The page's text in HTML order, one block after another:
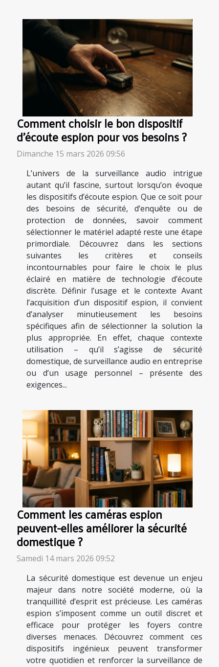
Comment choisir le bon dispositif
d'écoute espion pour vos besoins ?
Dimanche 15 mars 2026 09:56
L’univers de la surveillance audio intrigue
autant qu’il fascine, surtout lorsqu’on évoque
les dispositifs d’écoute espion. Que ce soit pour
des besoins de sécurité, d’enquête ou de
protection de données, savoir comment
sélectionner le matériel adapté reste une étape
primordiale. Découvrez dans les sections
suivantes les critères et conseils
incontournables pour faire le choix le plus
éclairé en matière de technologie d’écoute
discrète. Définir l’usage et le contexte Avant
l’acquisition d’un dispositif espion, il convient
d’analyser minutieusement les besoins
spécifiques afin de sélectionner la solution la
plus appropriée. En effet, chaque contexte
utilisation – qu’il s’agisse de sécurité
domestique, de surveillance audio en entreprise
ou d’un usage personnel – présente des
exigences...
Comment les caméras espion
peuvent-elles améliorer la sécurité
domestique ?
Samedi 14 mars 2026 09:52
La sécurité domestique est devenue un enjeu
majeur dans notre société moderne, où la
tranquillité d’esprit est précieuse. Les caméras
espion s’imposent comme un outil discret et
efficace pour protéger les foyers contre
diverses menaces. Découvrez comment ces
dispositifs ingénieux peuvent transformer
votre quotidien et renforcer la surveillance de